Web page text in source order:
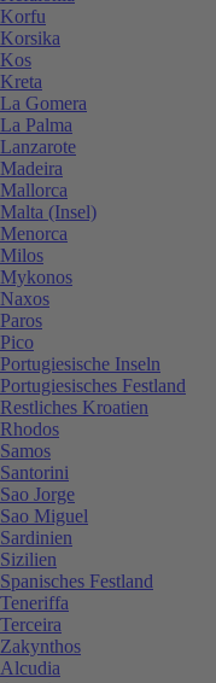
Korfu
Korsika
Kos
Kreta
La Gomera
La Palma
Lanzarote
Madeira
Mallorca
Malta (Insel)
Menorca
Milos
Mykonos
Naxos
Paros
Pico
Portugiesische Inseln
Portugiesisches Festland
Restliches Kroatien
Rhodos
Samos
Santorini
Sao Jorge
Sao Miguel
Sardinien
Sizilien
Spanisches Festland
Teneriffa
Terceira
Zakynthos
Alcudia